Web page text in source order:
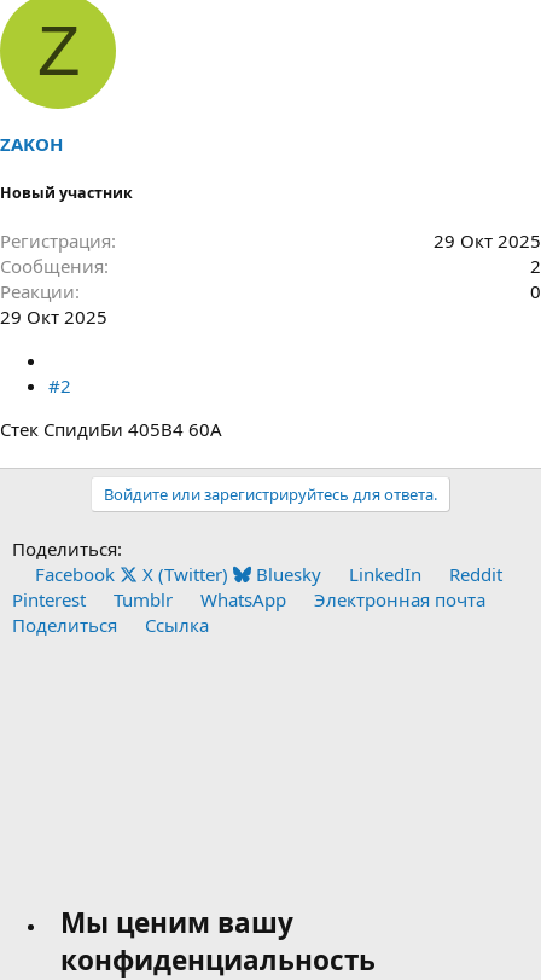
Z
ZAKOH
Новый участник
Регистрация
29 Окт 2025
Сообщения
2
Реакции
0
29 Окт 2025
#2
Стек СпидиБи 405В4 60А
Войдите или зарегистрируйтесь для ответа.
Поделиться:
Facebook
X (Twitter) Bluesky LinkedIn
Reddit
Pinterest
Tumblr WhatsApp
Электронная почта
Поделиться
Ссылка
Мы ценим вашу
конфиденциальность